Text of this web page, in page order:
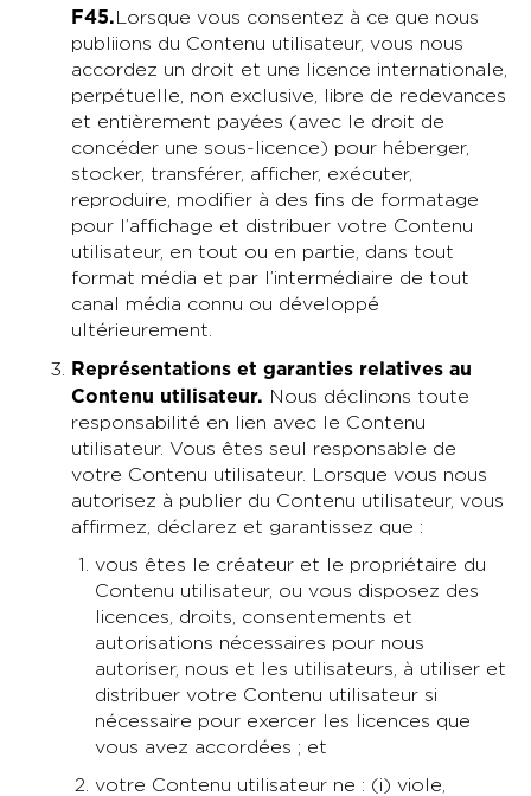
F45.Lorsque vous consentez à ce que nous
publiions du Contenu utilisateur, vous nous
accordez un droit et une licence internationale,
perpétuelle, non exclusive, libre de redevances
et entièrement payées (avec le droit de
concéder une sous-licence) pour héberger,
stocker, transférer, afficher, exécuter,
reproduire, modifier à des fins de formatage
pour l’affichage et distribuer votre Contenu
utilisateur, en tout ou en partie, dans tout
format média et par l’intermédiaire de tout
canal média connu ou développé
ultérieurement.
Représentations et garanties relatives au
Contenu utilisateur. Nous déclinons toute
responsabilité en lien avec le Contenu
utilisateur. Vous êtes seul responsable de
votre Contenu utilisateur. Lorsque vous nous
autorisez à publier du Contenu utilisateur, vous
affirmez, déclarez et garantissez que :
vous êtes le créateur et le propriétaire du
Contenu utilisateur, ou vous disposez des
licences, droits, consentements et
autorisations nécessaires pour nous
autoriser, nous et les utilisateurs, à utiliser et
distribuer votre Contenu utilisateur si
nécessaire pour exercer les licences que
vous avez accordées ; et
votre Contenu utilisateur ne : (i) viole,